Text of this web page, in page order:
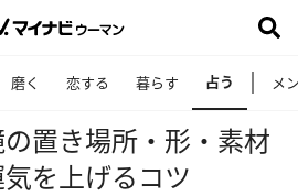
磨く 恋する 暮らす 占う メ
置き場所・形・素材
を上げるコツ